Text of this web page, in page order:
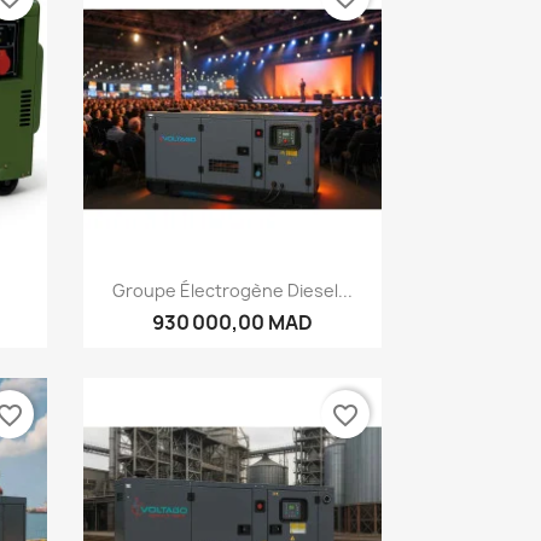
 Aperçu rapide
Groupe Électrogène Diesel...
930 000,00 MAD
favorite_border